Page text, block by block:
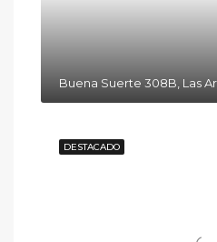
DESTACADO